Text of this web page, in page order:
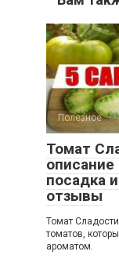
Полезное
Томат
описание
посадка
отзывы
Томат
томатов,
ароматом.